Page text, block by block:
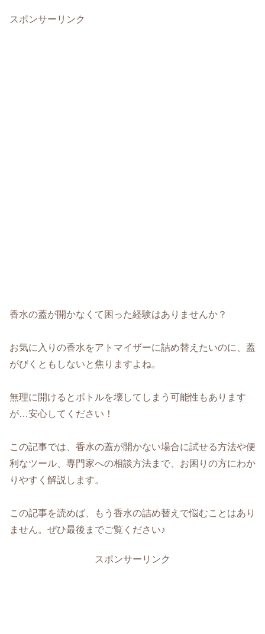
スポンサーリンク
香水の蓋が開かなくて困った経験はありませんか？
お気に入りの香水をアトマイザーに詰め替えたいのに、蓋
がびくともしないと焦りますよね。
無理に開けるとボトルを壊してしまう可能性もあります
が…安心してください！
この記事では、香水の蓋が開かない場合に試せる方法や便
利なツール、専門家への相談方法まで、お困りの方にわか
りやすく解説します。
この記事を読めば、もう香水の詰め替えで悩むことはあり
ません。ぜひ最後までご覧ください♪
スポンサーリンク